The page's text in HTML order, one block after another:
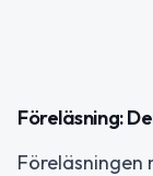
Föreläsning:
Föreläsningen